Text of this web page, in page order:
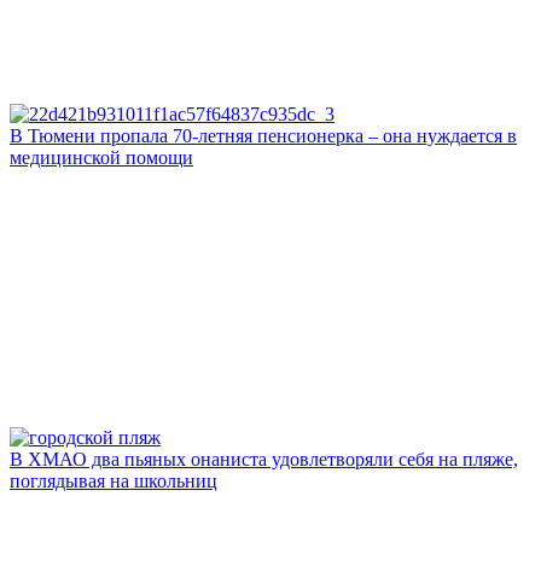
В Тюмени пропала 70‑летняя пенсионерка – она нуждается в
медицинской помощи
В ХМАО два пьяных онаниста удовлетворяли себя на пляже,
поглядывая на школьниц